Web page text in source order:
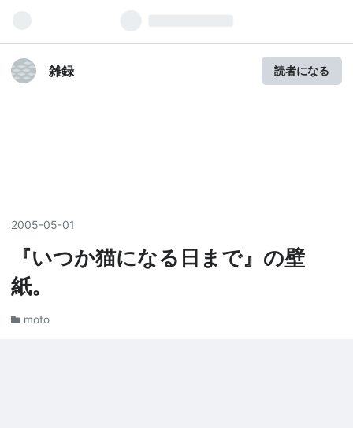
雑録 読者になる
2005-05-01
『いつか猫になる日まで』の壁
紙。
moto